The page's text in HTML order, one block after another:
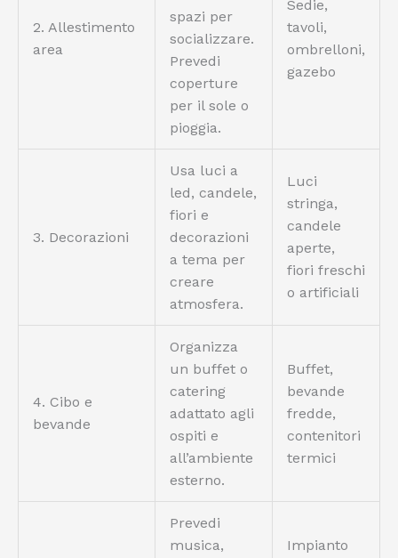
2. Allestimento
area
spazi per
socializzare.
Prevedi
coperture
per il sole o
pioggia.
Sedie,
tavoli,
ombrelloni,
gazebo
3. Decorazioni
Usa luci a
led, candele,
fiori e
decorazioni
a tema per
creare
atmosfera.
Luci
stringa,
candele
aperte,
fiori freschi
o artificiali
4. Cibo e
bevande
Organizza
un buffet o
catering
adattato agli
ospiti e
all’ambiente
esterno.
Buffet,
bevande
fredde,
contenitori
termici
Prevedi
musica,
Impianto